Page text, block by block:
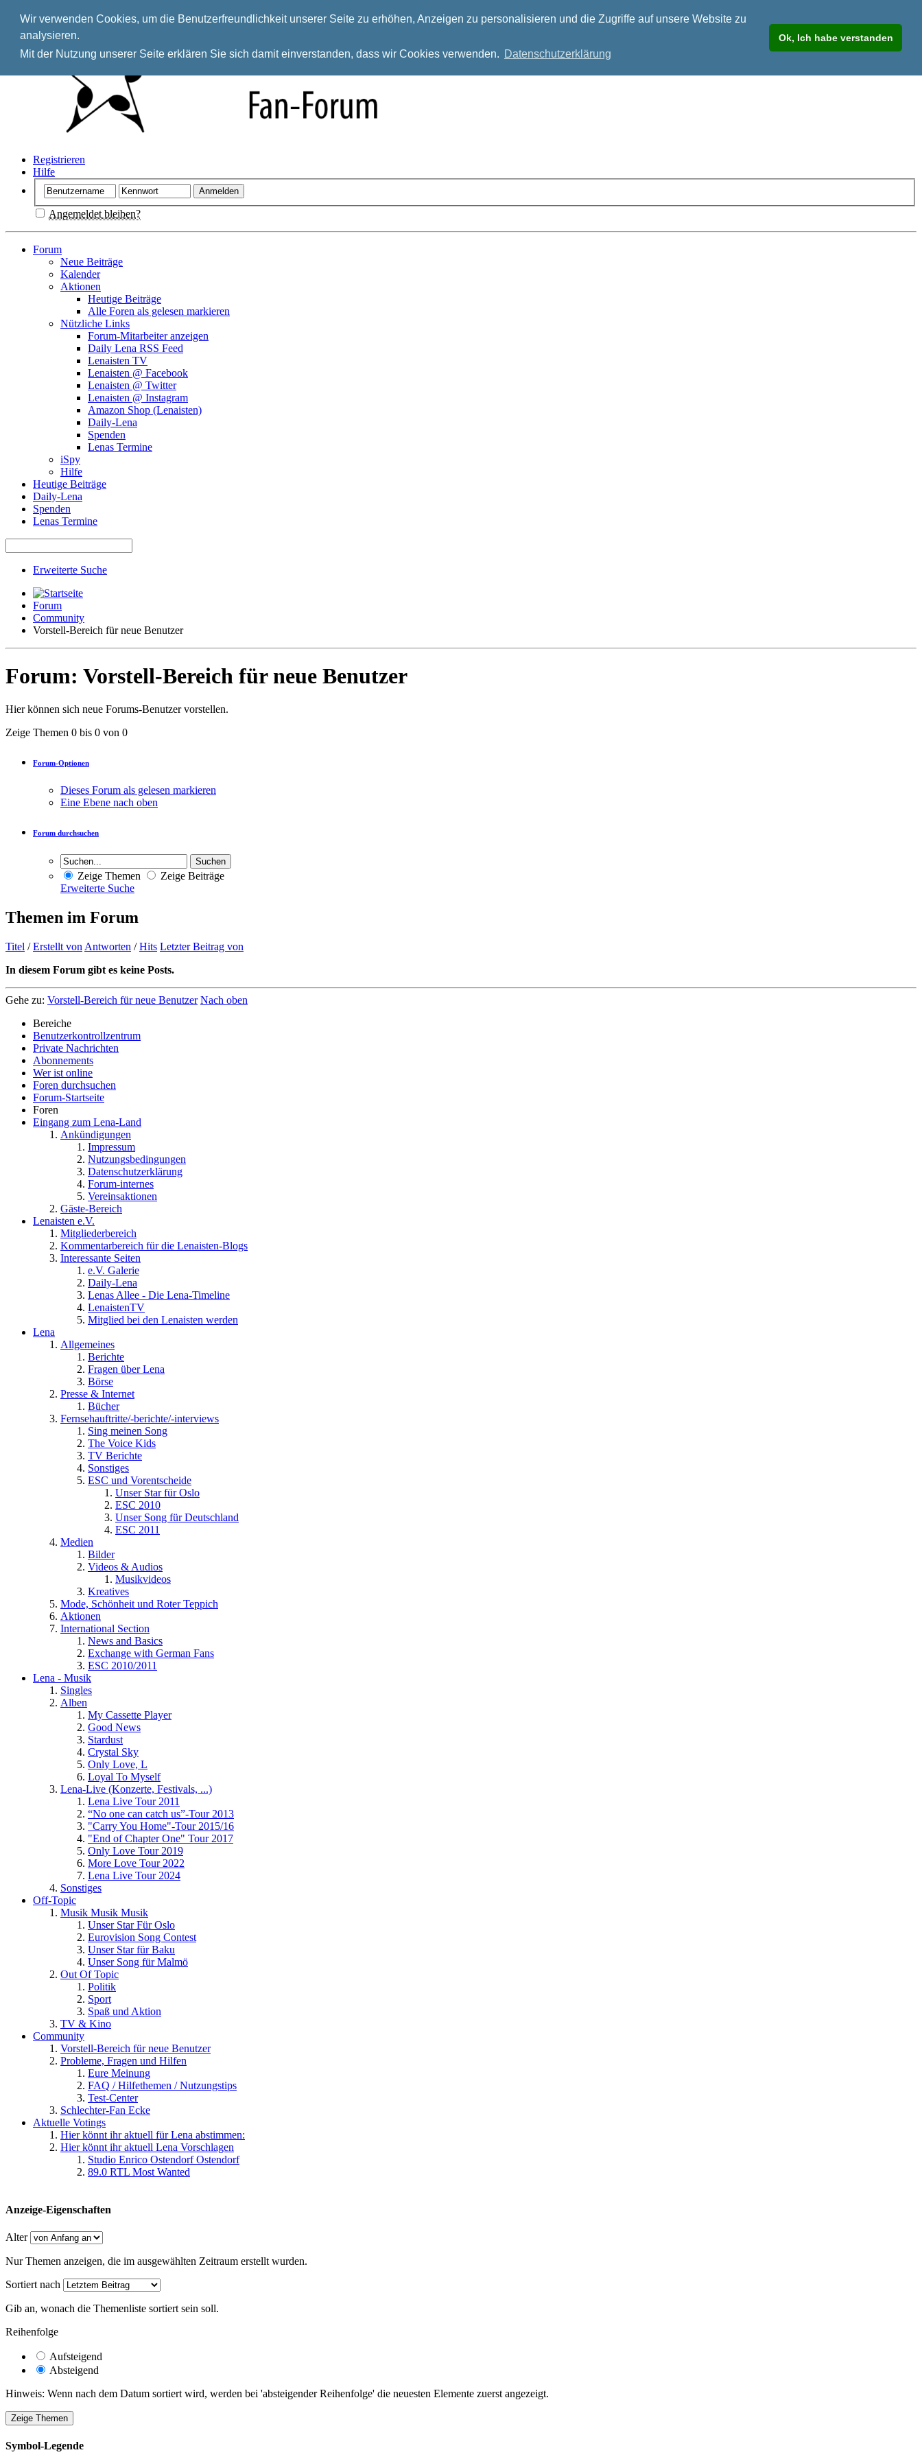
Wir verwenden Cookies, um die Benutzerfreundlichkeit unserer Seite zu erhöhen, Anzeigen zu personalisieren und die Zugriffe auf unsere Website zu
analysieren.
Mit der Nutzung unserer Seite erklären Sie sich damit einverstanden, dass wir Cookies verwenden. Datenschutzerklärung
Ok, Ich habe verstanden
Registrieren
Hilfe
Angemeldet bleiben?
Forum
Neue Beiträge
Kalender
Aktionen
Heutige Beiträge
Alle Foren als gelesen markieren
Nützliche Links
Forum-Mitarbeiter anzeigen
Daily Lena RSS Feed
Lenaisten TV
Lenaisten @ Facebook
Lenaisten @ Twitter
Lenaisten @ Instagram
Amazon Shop (Lenaisten)
Daily-Lena
Spenden
Lenas Termine
iSpy
Hilfe
Heutige Beiträge
Daily-Lena
Spenden
Lenas Termine
Erweiterte Suche
Forum
Community
Vorstell-Bereich für neue Benutzer
Forum: Vorstell-Bereich für neue Benutzer
Hier können sich neue Forums-Benutzer vorstellen.
Zeige Themen 0 bis 0 von 0
Forum-Optionen
Dieses Forum als gelesen markieren
Eine Ebene nach oben
Forum durchsuchen
Zeige Themen
Zeige Beiträge
Erweiterte Suche
Themen im Forum
Titel /Erstellt von Antworten /Hits Letzter Beitrag von
In diesem Forum gibt es keine Posts.
Gehe zu: Vorstell-Bereich für neue Benutzer Nach oben
Bereiche
Benutzerkontrollzentrum
Private Nachrichten
Abonnements
Wer ist online
Foren durchsuchen
Forum-Startseite
Foren
Eingang zum Lena-Land
Ankündigungen
Impressum
Nutzungsbedingungen
Datenschutzerklärung
Forum-internes
Vereinsaktionen
Gäste-Bereich
Lenaisten e.V.
Mitgliederbereich
Kommentarbereich für die Lenaisten-Blogs
Interessante Seiten
e.V. Galerie
Daily-Lena
Lenas Allee - Die Lena-Timeline
LenaistenTV
Mitglied bei den Lenaisten werden
Lena
Allgemeines
Berichte
Fragen über Lena
Börse
Presse & Internet
Bücher
Fernsehauftritte/-berichte/-interviews
Sing meinen Song
The Voice Kids
TV Berichte
Sonstiges
ESC und Vorentscheide
Unser Star für Oslo
ESC 2010
Unser Song für Deutschland
ESC 2011
Medien
Bilder
Videos & Audios
Musikvideos
Kreatives
Mode, Schönheit und Roter Teppich
Aktionen
International Section
News and Basics
Exchange with German Fans
ESC 2010/2011
Lena - Musik
Singles
Alben
My Cassette Player
Good News
Stardust
Crystal Sky
Only Love, L
Loyal To Myself
Lena-Live (Konzerte, Festivals, ...)
Lena Live Tour 2011
“No one can catch us”-Tour 2013
"Carry You Home"-Tour 2015/16
"End of Chapter One" Tour 2017
Only Love Tour 2019
More Love Tour 2022
Lena Live Tour 2024
Sonstiges
Off-Topic
Musik Musik Musik
Unser Star Für Oslo
Eurovision Song Contest
Unser Star für Baku
Unser Song für Malmö
Out Of Topic
Politik
Sport
Spaß und Aktion
TV & Kino
Community
Vorstell-Bereich für neue Benutzer
Probleme, Fragen und Hilfen
Eure Meinung
FAQ / Hilfethemen / Nutzungstips
Test-Center
Schlechter-Fan Ecke
Aktuelle Votings
Hier könnt ihr aktuell für Lena abstimmen:
Hier könnt ihr aktuell Lena Vorschlagen
Studio Enrico Ostendorf Ostendorf
89.0 RTL Most Wanted
Anzeige-Eigenschaften
Alter
Nur Themen anzeigen, die im ausgewählten Zeitraum erstellt wurden.
Sortiert nach
Gib an, wonach die Themenliste sortiert sein soll.
Reihenfolge
Aufsteigend
Absteigend
Hinweis: Wenn nach dem Datum sortiert wird, werden bei 'absteigender Reihenfolge' die neuesten Elemente zuerst angezeigt.
Symbol-Legende